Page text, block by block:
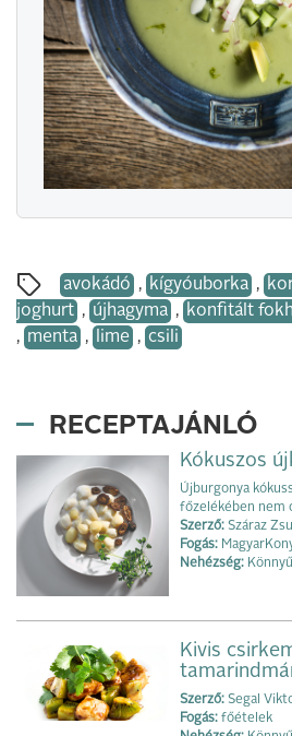
avokádó , kígyóuborka ,
joghurt , újhagyma , konfitált
, menta , lime , csili
RECEPTAJÁNLÓ
Kókuszos
Újburgonya
főzelékében nem
Szerző: Száraz
Fogás:
Nehézség: Könnyű
Kivis
Szerző: Segal
Fogás: főételek